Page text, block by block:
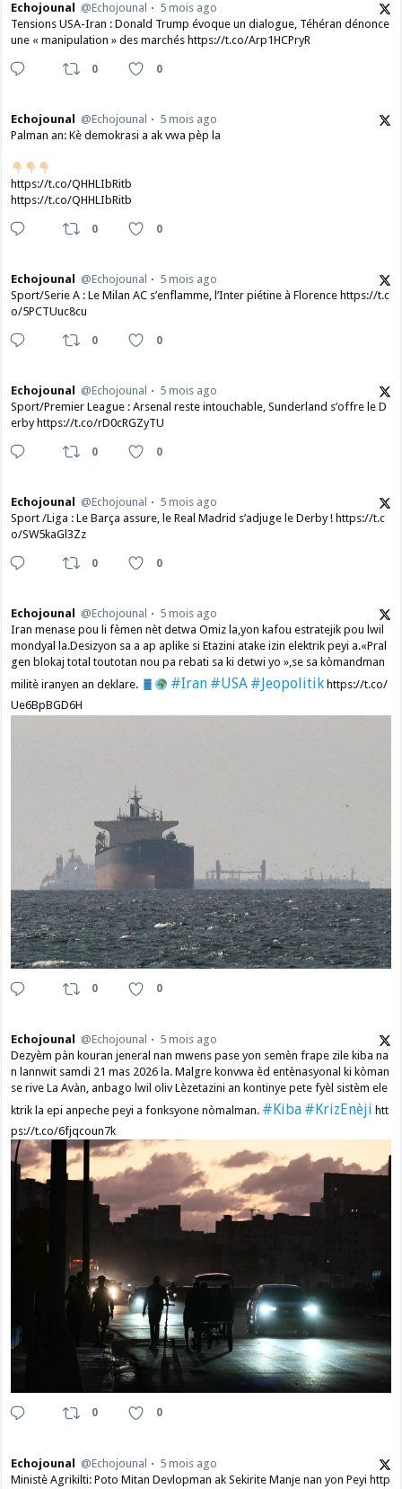
Echojounal @Echojounal
5 mois ago
Tensions USA-Iran : Donald Trump évoque un dialogue, Téhéran dénonce
une « manipulation » des marchés https://t.co/Arp1HCPryR
0 0
Echojounal @Echojounal
5 mois ago
Palman an: Kè demokrasi a ak vwa pèp la
https://t.co/QHHLIbRitb
https://t.co/QHHLIbRitb
0 0
Echojounal @Echojounal
5 mois ago
Sport/Serie A : Le Milan AC s’enflamme, l’Inter piétine à Florence https://t.c
o/5PCTUuc8cu
0 0
Echojounal @Echojounal
5 mois ago
Sport/Premier League : Arsenal reste intouchable, Sunderland s’offre le D
erby https://t.co/rD0cRGZyTU
0 0
Echojounal @Echojounal
5 mois ago
Sport /Liga : Le Barça assure, le Real Madrid s’adjuge le Derby ! https://t.c
o/SW5kaGl3Zz
0 0
Echojounal @Echojounal
5 mois ago
Iran menase pou li fèmen nèt detwa Omiz la,yon kafou estratejik pou lwil
mondyal la.Desizyon sa a ap aplike si Etazini atake izin elektrik peyi a.​«Pral
gen blokaj total toutotan nou pa rebati sa ki detwi yo »,se sa kòmandman
militè iranyen an deklare.
#Iran #USA #Jeopolitikhttps://t.co/
Ue6BpBGD6H
0 0
Echojounal @Echojounal
5 mois ago
Dezyèm pàn kouran jeneral nan mwens pase yon semèn frape zile kiba na
n lannwit samdi 21 mas 2026 la. Malgre konvwa èd entènasyonal ki kòman
se rive La Avàn, anbago lwil oliv Lèzetazini an kontinye pete fyèl sistèm ele
ktrik la epi anpeche peyi a fonksyone nòmalman. #Kiba #KrizEnèji htt
ps://t.co/6fjqcoun7k
0 0
Echojounal @Echojounal
5 mois ago
Ministè Agrikilti: Poto Mitan Devlopman ak Sekirite Manje nan yon Peyi http